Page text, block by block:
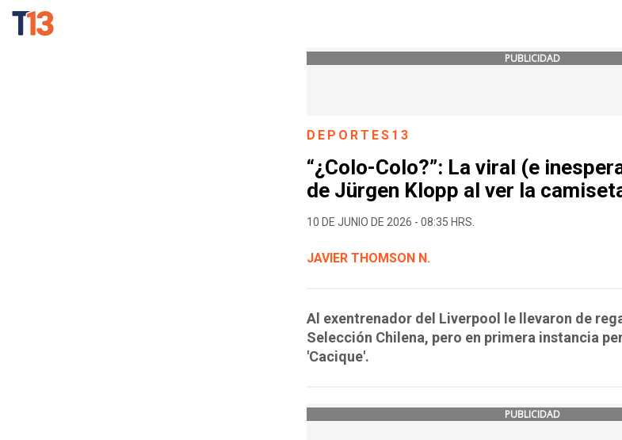
PUBLICIDAD
DEPORTES13
“¿Colo-Colo?”: La viral (e
de Jürgen Klopp al ver la
10 DE JUNIO DE 2026 - 08:35 HRS.
JAVIER THOMSON N.
Al exentrenador del Liverpool le llevaron de
Selección Chilena, pero en primera instancia
'Cacique'.
PUBLICIDAD